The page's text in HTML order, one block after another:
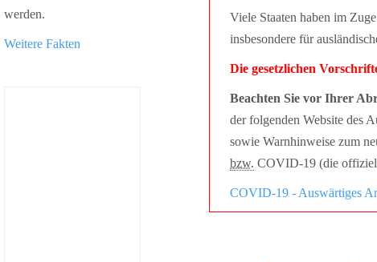
Viele Staaten haben im
insbesondere für
Die gesetzlichen
Beachten Sie vor Ihrer
der folgenden Website des
sowie Warnhinweise zum
bzw. COVID-19 (die
COVID-19 - Auswärtiges
werden.
Weitere Fakten